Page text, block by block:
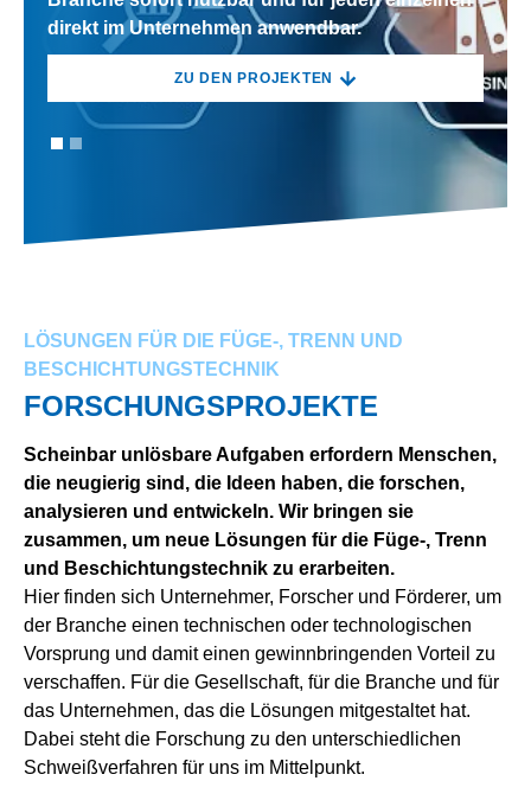
direkt im Unternehmen anwendbar.
ZU DEN PROJEKTEN
direkt im Unternehmen anwendbar.
ZU DEN PROJEKTEN
LÖSUNGEN FÜR DIE FÜGE-, TRENN UND
BESCHICHTUNGSTECHNIK
FORSCHUNGSPROJEKTE
Scheinbar unlösbare Aufgaben erfordern Menschen,
die neugierig sind, die Ideen haben, die forschen,
analysieren und entwickeln. Wir bringen sie
zusammen, um neue Lösungen für die Füge-, Trenn
und Beschichtungstechnik zu erarbeiten.
Hier finden sich Unternehmer, Forscher und Förderer, um
der Branche einen technischen oder technologischen
Vorsprung und damit einen gewinnbringenden Vorteil zu
verschaffen. Für die Gesellschaft, für die Branche und für
das Unternehmen, das die Lösungen mitgestaltet hat.
Dabei steht die Forschung zu den unterschiedlichen
Schweißverfahren für uns im Mittelpunkt.